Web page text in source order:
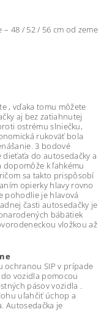
48 / 52 / 56 cm od zeme
, vďaka tomu môžete
aj bez zatiahnutej
ostrému slniečku,
rukoväť bola
3 bodové
do autosedačky a
k ľahkému
sa takto prispôsobí
opierky hlavy rovno
pohodlie je hlavová
časti autosedačky je
bábätiek
vložkou až
ochranou SIP v prípade
vozidla pomocou
pásov vozidla .
uľahčiť úchop a
Autosedačka je